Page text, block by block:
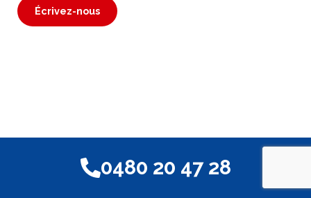
Écrivez-nous
0480 20 47 28